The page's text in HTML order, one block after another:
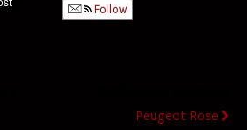
Follow
Peugeot Rose